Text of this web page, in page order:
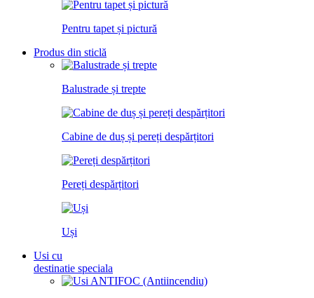
Pentru tapet și pictură
Produs din sticlă
Balustrade și trepte
Cabine de duș și pereți despărțitori
Pereți despărțitori
Uși
Usi cu
destinatie speciala